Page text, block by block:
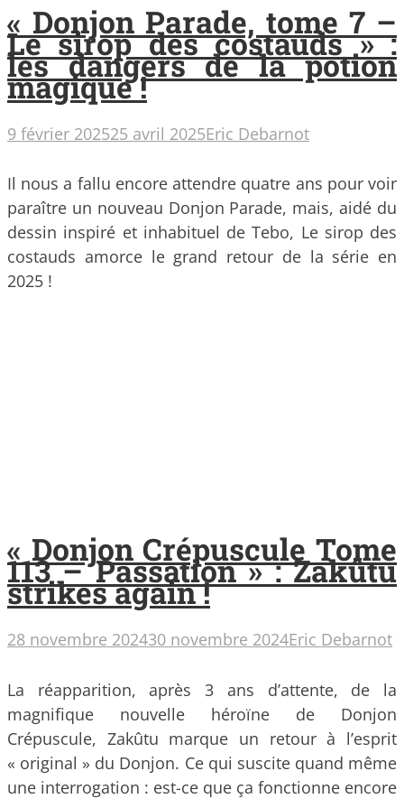
« Donjon Parade, tome 7 –
Le sirop des costauds » :
les dangers de la potion
magique !
9 février 202525 avril 2025Eric Debarnot
Il nous a fallu encore attendre quatre ans pour voir
paraître un nouveau Donjon Parade, mais, aidé du
dessin inspiré et inhabituel de Tebo, Le sirop des
costauds amorce le grand retour de la série en
2025 !
« Donjon Crépuscule Tome
113 – Passation » : Zakûtu
strikes again !
28 novembre 202430 novembre 2024Eric Debarnot
La réapparition, après 3 ans d’attente, de la
magnifique nouvelle héroïne de Donjon
Crépuscule, Zakûtu marque un retour à l’esprit
« original » du Donjon. Ce qui suscite quand même
une interrogation : est-ce que ça fonctionne encore